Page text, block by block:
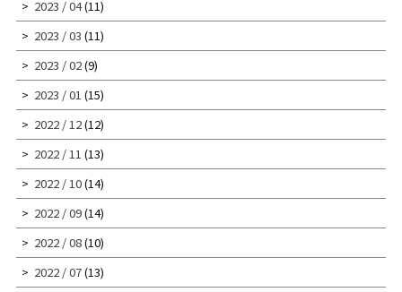
2023 / 04(11)
2023 / 03 (11)
2023 / 02(9)
2023 / 01 (15)
2022 / 12(12)
2022 / 11 (13)
2022 / 10(14)
2022 / 09(14)
2022 / 08(10)
2022 / 07(13)